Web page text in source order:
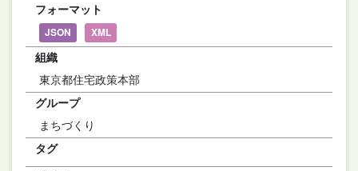
フォーマット
JSON XML
組織
東京都住宅政策本部
グループ
まちづくり
タグ